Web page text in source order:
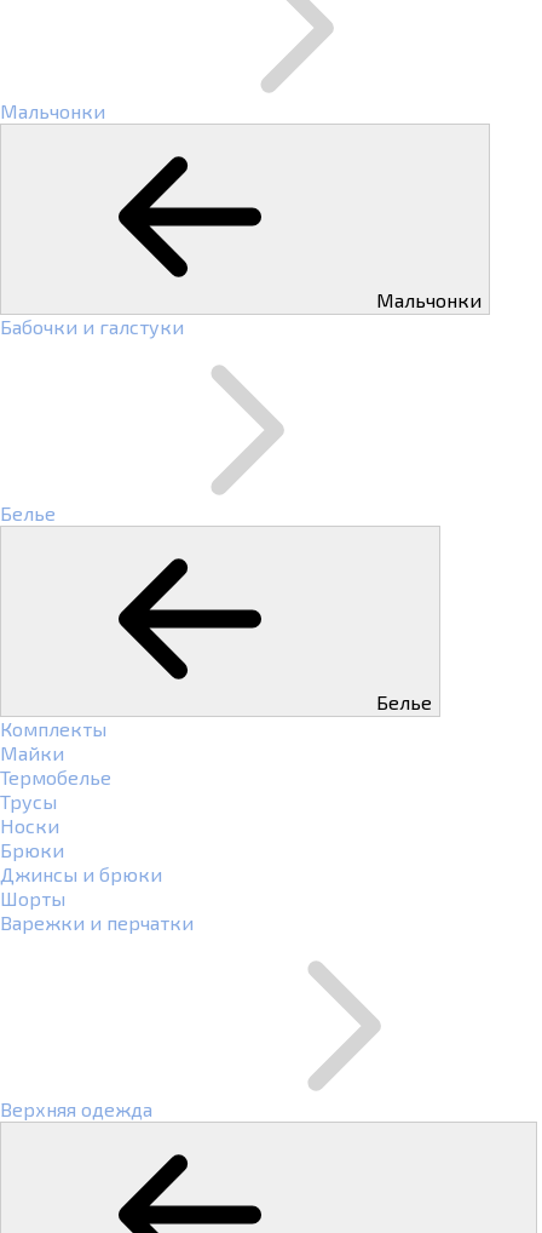
Мальчонки
Мальчонки
Бабочки и галстуки
Белье
Белье
Комплекты
Майки
Термобелье
Трусы
Носки
Брюки
Джинсы и брюки
Шорты
Варежки и перчатки
Верхняя одежда